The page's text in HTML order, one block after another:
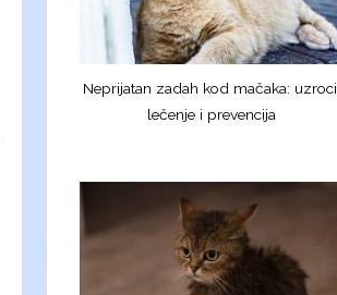
Neprijatan zadah kod mačaka: uzroci,
lečenje i prevencija